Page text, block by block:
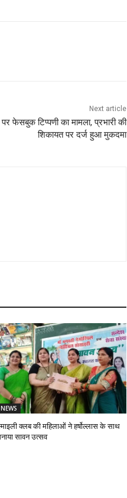
Next article
फेसबुक टिप्पणी का मामला, प्रभारी की
शिकायत पर दर्ज हुआ मुकदमा
NEWS
क्लब की महिलाओं ने हर्षोल्लास के साथ
सावन उत्सव